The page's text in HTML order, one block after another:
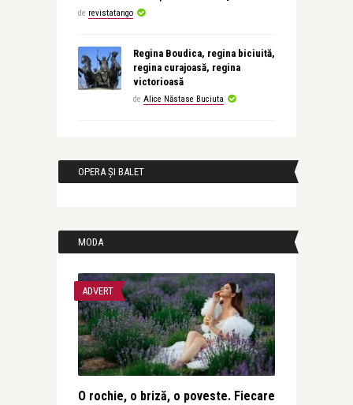
de revistatango
Regina Boudica, regina biciuită,
regina curajoasă, regina
victorioasă
de Alice Năstase Buciuta
OPERA ȘI BALET
MODA
ADVERT
O rochie, o briză, o poveste. Fiecare